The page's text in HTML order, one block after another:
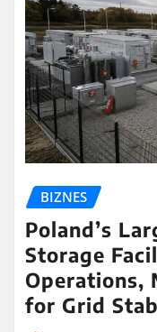
BIZNES
Poland’s
Storage
Operations,
for Grid